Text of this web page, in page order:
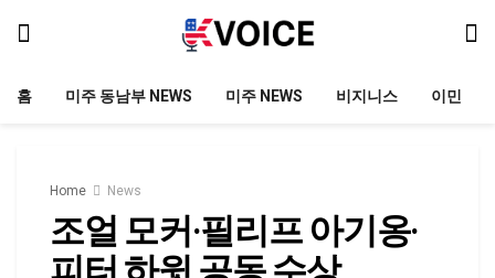
홈 미주 동남부 NEWS 미주 NEWS 비지니스 이민
Home News
조얼 모커·필리프 아기옹·